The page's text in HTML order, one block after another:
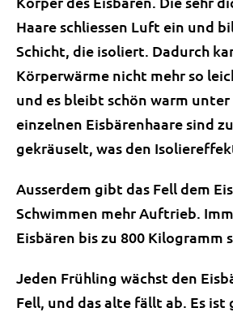
Haare schliessen Luft ein und
Schicht, die isoliert. Dadurch
Körperwärme nicht mehr so
und es bleibt schön warm unter
einzelnen Eisbärenhaare sind
gekräuselt, was den
Ausserdem gibt das Fell dem
Schwimmen mehr Auftrieb.
Eisbären bis zu 800 Kilogramm
Jeden Frühling wächst den
Fell, und das alte fällt ab. Es ist